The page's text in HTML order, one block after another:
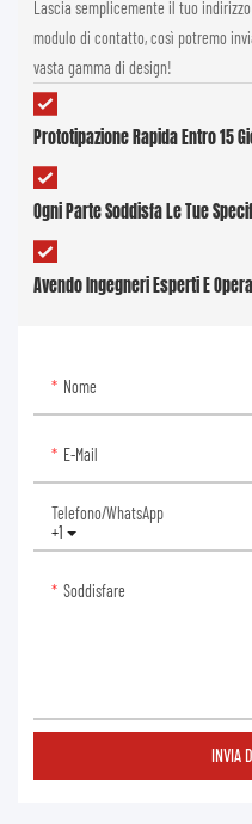
Lascia semplicemente il tuo
modulo di contatto, così potremo
vasta gamma di design!
Prototipazione Rapida Entro 15
Ogni Parte Soddisfa Le Tue
Avendo Ingegneri Esperti E
Nome
E-Mail
+1
Telefono/WhatsApp
Soddisfare
INVIA